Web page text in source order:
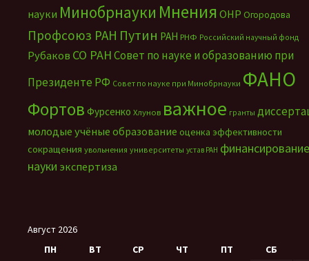
науки Минобрнауки Мнения ОНР Огородова
Профсоюз РАН Путин РАН РНФ Российский научный фонд
Рубаков СО РАНСовет по науке и образованию при
Президенте РФ Совет по науке при Минобрнауки ФАНО
Фортов Фурсенко Хлунов важное гранты
молодые учёные образование оценка эффективности
сокращения увольнения университеты устав РАН финансирование
науки экспертиза
Август 2026
ПН
ВТ СР ЧТ ПТ СБ